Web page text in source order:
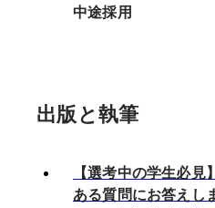
中途採用
出版と執筆
【選考中の学生必見
ある質問にお答えし